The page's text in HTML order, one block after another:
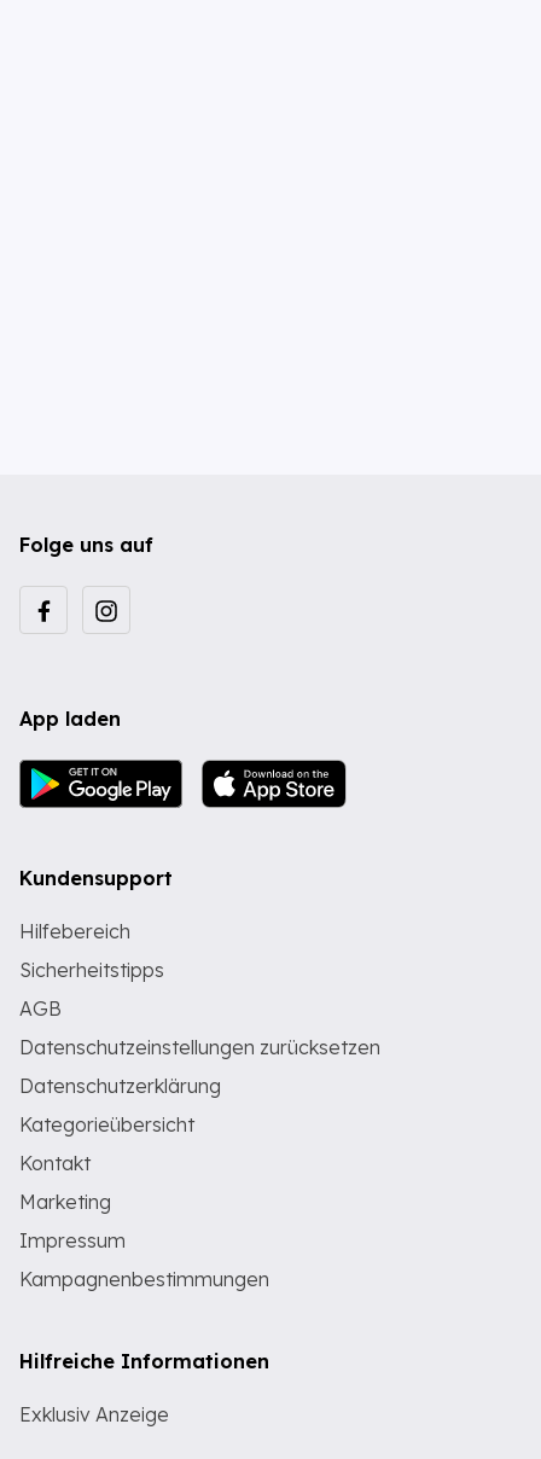
Folge uns auf
App laden
Kundensupport
Hilfebereich
Sicherheitstipps
AGB
Datenschutzeinstellungen zurücksetzen
Datenschutzerklärung
Kategorieübersicht
Kontakt
Marketing
Impressum
Kampagnenbestimmungen
Hilfreiche Informationen
Exklusiv Anzeige